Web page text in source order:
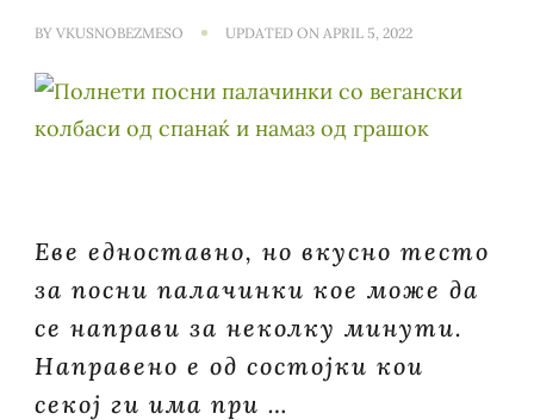
BY VKUSNOBEZMESO UPDATED ON APRIL 5, 2022
Еве едноставно, но вкусно тесто
за посни палачинки кое може да
се направи за неколку минути.
Направено е од состојки кои
секој ги има при …